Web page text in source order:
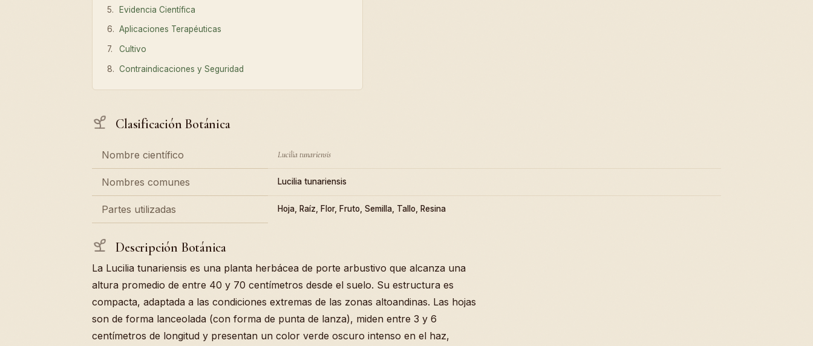
Evidencia Científica
Aplicaciones Terapéuticas
Cultivo
Contraindicaciones y Seguridad
Clasificación Botánica
Nombre científico Lucilia tunariensis
Nombres comunes Lucilia tunariensis
Partes utilizadas Hoja, Raíz, Flor, Fruto, Semilla, Tallo, Resina
Descripción Botánica
La Lucilia tunariensis es una planta herbácea de porte arbustivo que alcanza una
altura promedio de entre 40 y 70 centímetros desde el suelo. Su estructura es
compacta, adaptada a las condiciones extremas de las zonas altoandinas. Las hojas
son de forma lanceolada (con forma de punta de lanza), miden entre 3 y 6
centímetros de longitud y presentan un color verde oscuro intenso en el haz,